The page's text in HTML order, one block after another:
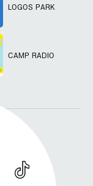
LOGOS PARK
CAMP RADIO